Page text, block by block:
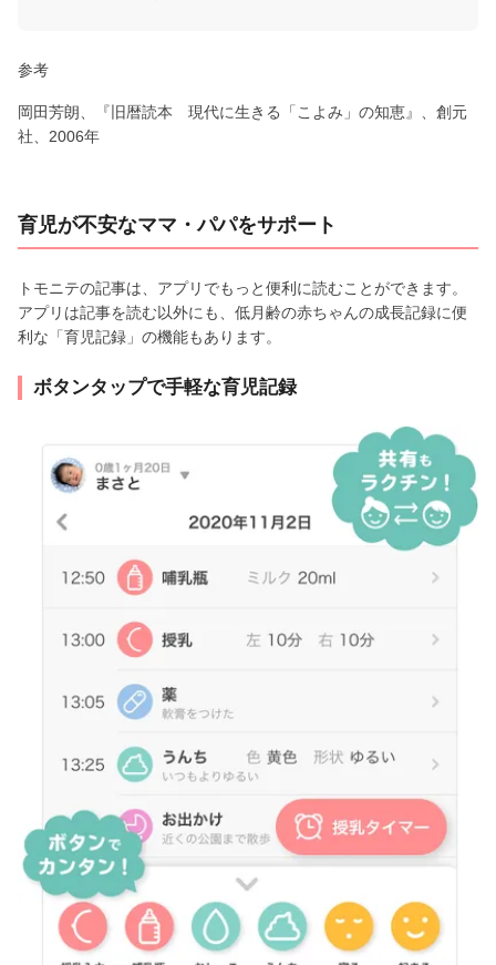
参考
岡田芳朗、『旧暦読本 現代に生きる「こよみ」の知恵』、創元
社、2006年
育児が不安なママ・パパをサポート
トモニテの記事は、アプリでもっと便利に読むことができます。
アプリは記事を読む以外にも、低月齢の赤ちゃんの成長記録に便
利な「育児記録」の機能もあります。
ボタンタップで手軽な育児記録